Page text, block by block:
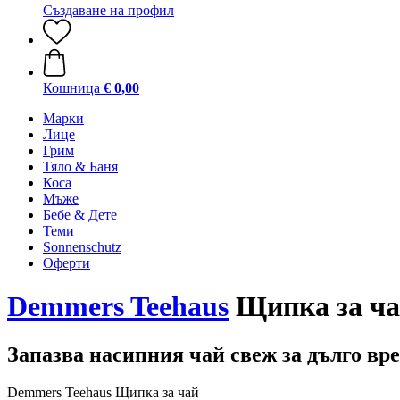
Създаване на профил
Кошница € 0,00
Марки
Лице
Грим
Тяло & Баня
Коса
Мъже
Бебе & Дете
Теми
Sonnenschutz
Оферти
Demmers Teehaus Щипка за
Запазва насипния чай свеж за дълго
Demmers Teehaus Щипка за чай